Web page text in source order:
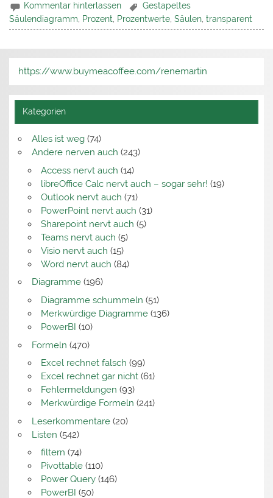
Kommentar hinterlassen
Gestapeltes
Säulendiagramm
Prozent Prozentwerte ,Säulen ,transparent
https://www.buymeacoffee.com/renemartin
Kategorien
Alles ist weg(74)
Andere nerven auch (243)
Access nervt auch (14)
libreOffice Calc nervt auch – sogar sehr! (19)
Outlook nervt auch (71)
PowerPoint nervt auch (31)
Sharepoint nervt auch (5)
Teams nervt auch (5)
Visio nervt auch (15)
Word nervt auch (84)
Diagramme(196)
Diagramme schummeln (51)
Merkwürdige Diagramme(136)
PowerBI (10)
Formeln (470)
Excel rechnet falsch (99)
Excel rechnet gar nicht(61)
Fehlermeldungen (93)
Merkwürdige Formeln (241)
Leserkommentare(20)
Listen (542)
filtern (74)
Pivottable(110)
Power Query(146)
PowerBI (50)